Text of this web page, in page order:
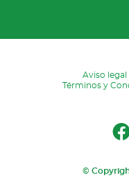
Aviso legal
Términos y
©